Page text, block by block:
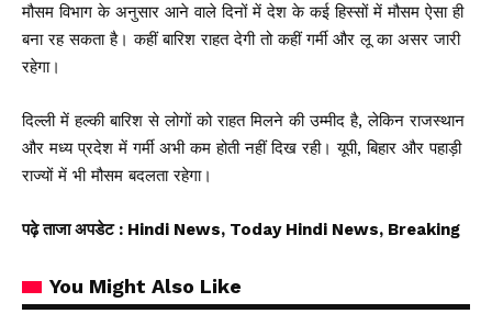
मौसम विभाग के अनुसार आने वाले दिनों में देश के कई हिस्सों में मौसम ऐसा ही
बना रह सकता है। कहीं बारिश राहत देगी तो कहीं गर्मी और लू का असर जारी
रहेगा।
दिल्ली में हल्की बारिश से लोगों को राहत मिलने की उम्मीद है, लेकिन राजस्थान
और मध्य प्रदेश में गर्मी अभी कम होती नहीं दिख रही। यूपी, बिहार और पहाड़ी
राज्यों में भी मौसम बदलता रहेगा।
पढ़े ताजा अपडेट : Hindi News, Today Hindi News, Breaking
You Might Also Like